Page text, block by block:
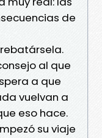
de
al que
a que
vuelvan a
eso hace.
su viaje